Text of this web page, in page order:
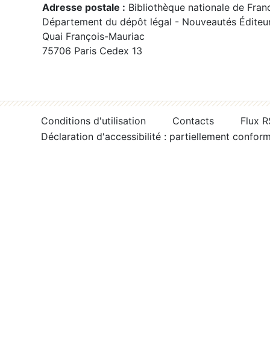
Adresse postale : Bibliothèque nationale de
Département du dépôt légal - Nouveautés
Quai François-Mauriac
75706 Paris Cedex 13
Conditions d'utilisation Contacts
Flux
Déclaration d'accessibilité : partiellement